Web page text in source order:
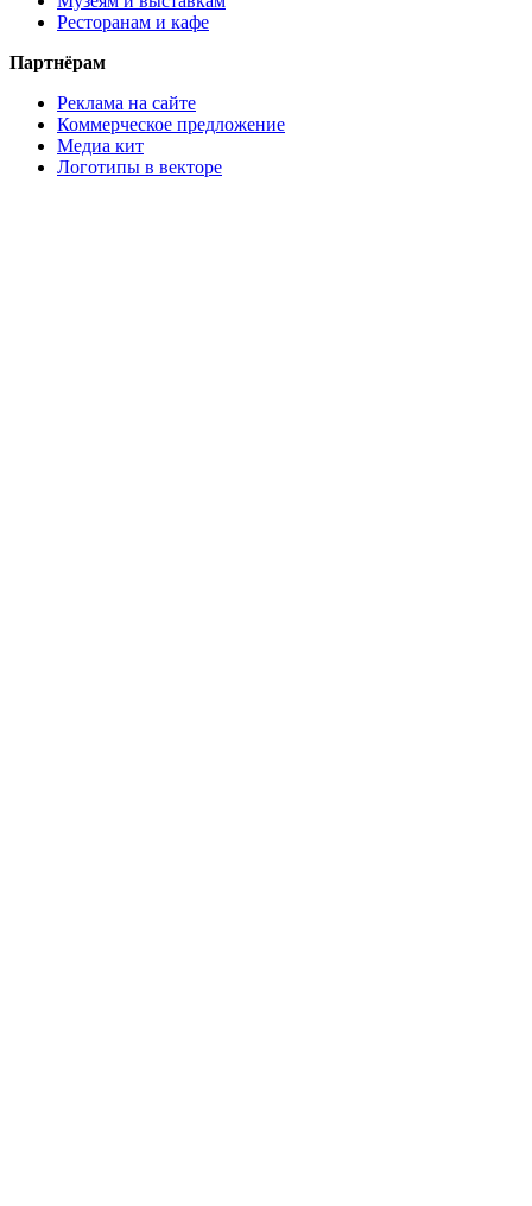
Пресс-релиз
Редакционная политика
Формат ресурса
Сотрудничество
Размещение событий
Требования к материалам